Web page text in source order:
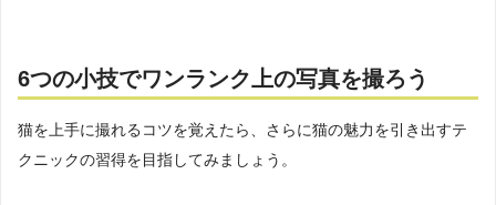
6つの小技でワンランク上の写真を撮ろう
猫を上手に撮れるコツを覚えたら、さらに猫の魅力を引き出すテ
クニックの習得を目指してみましょう。